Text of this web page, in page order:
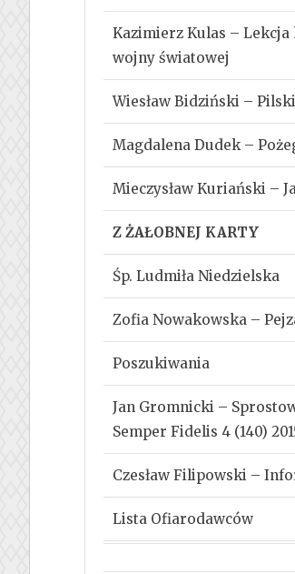
Kazimierz Kulas –
wojny światowej
Wiesław Bidziński –
Magdalena Dudek –
Mieczysław Kuriański –
Z ŻAŁOBNEJ KARTY
Śp. Ludmiła Niedzielska
Zofia Nowakowska –
Poszukiwania
Jan Gromnicki –
Semper Fidelis 4 (140)
Czesław Filipowski –
Lista Ofiarodawców